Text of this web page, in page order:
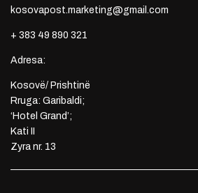
kosovapost.marketing@gmail.com
+ 383 49 890 321
Adresa:
Kosovë/ Prishtinë
Rruga: Garibaldi;
‘Hotel Grand’;
Kati II
Zyra nr. 13